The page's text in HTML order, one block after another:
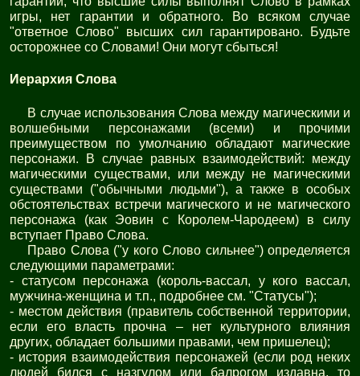
игры, нет гарантии и обратного. Во всяком случае
"ответное Слово" высших сил гарантировано. Будьте
осторожнее со Словами! Они могут сбыться!
Иерархия Слова
В случае использования Слова между магическими и
волшебными персонажами (всеми) и прочими
преимуществом по умолчанию обладают магические
персонажи. В случае равных взаимодействий: между
магическими существами, или между не магическими
существами ("обычными людьми"), а также в особых
обстоятельствах встречи магического и не магического
персонажа (как Эовин с Королем-Чародеем) в силу
вступает Право Слова.
Право Слова ("у кого Слово сильнее") определяется
следующими параметрами:
- статусом персонажа (король-вассал, у кого вассал,
мужчина-женщина и т.п., подробнее см. "Статусы");
- местом действия (правитель собственной территории,
если его власть прочна – нет культурного влияния
других, обладает большими правами, чем пришелец);
- история взаимодействия персонажей (если род неких
людей бился с назгулом или балрогом издавна, то